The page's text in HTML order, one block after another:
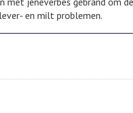
en milt problemen.